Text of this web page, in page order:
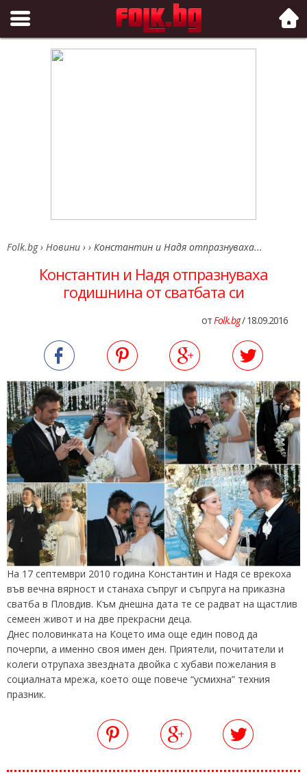
Folk.bg
Folk.bg › Новини › › Константин и Надя отпразнуваха...
Константин и Надя отпразнуваха
годишнина от сватбата си
отFolk.bg/ 18.09.2016
На 17 септември 2010 година Константин и Надя се врекоха
във вечна вярност и станаха съпруг и съпруга на приказна
сватба в Пловдив. Към днешна дата те се радват на щастлив
семеен живот и на две прекрасни деца.
Днес половинката на Коцето има още един повод да
почерпи, а именно своя имен ден. Приятели, почитатели и
колеги отрупаха звездната двойка с хубави пожелания в
социалната мрежа, което още повече “усмихна” техния
празник.